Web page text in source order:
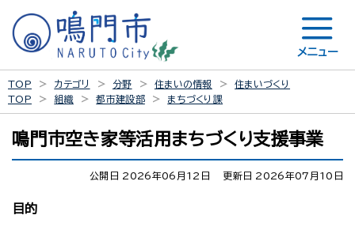
メニュー
TOP カテゴリ 分野 住まいの情報
住まいづくり
TOP
組織 都市建設部 まちづくり課
鳴門市空き家等活用まちづくり支援事業
公開日 2026年06月12日 更新日 2026年07月10日
目的